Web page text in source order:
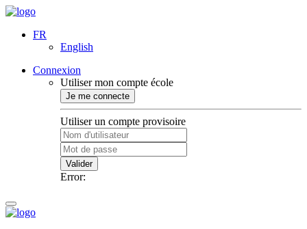
FR
English
Connexion
Utiliser mon compte école
Je me connecte
Utiliser un compte provisoire
Valider
Error: